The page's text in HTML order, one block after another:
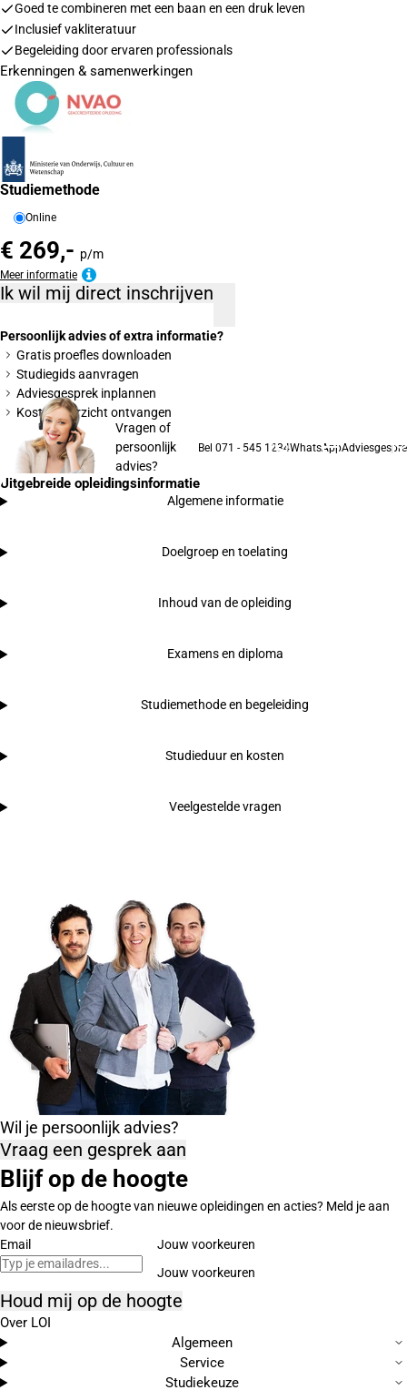
Goed te combineren met een baan en een druk leven
Inclusief vakliteratuur
Begeleiding door ervaren professionals
Erkenningen & samenwerkingen
Studiemethode
Online
€ 269,- p/m
Meer informatie
Ik wil mij direct inschrijven
Persoonlijk advies of extra informatie?
Gratis proefles downloaden
Studiegids aanvragen
Adviesgesprek inplannen
Kostenoverzicht ontvangen
Vragen of
persoonlijk
advies?
Bel 071 - 545 1234WhatsApp
Uitgebreide opleidingsinformatie
Algemene informatie
Doelgroep en toelating
Inhoud van de opleiding
Examens en diploma
Studiemethode en begeleiding
Studieduur en kosten
Veelgestelde vragen
Wil je persoonlijk advies?
Vraag een gesprek aan
Blijf op de hoogte
Als eerste op de hoogte van nieuwe opleidingen en acties? Meld je aan
voor de nieuwsbrief.
Email
Jouw voorkeuren
Houd mij op de hoogte
Over LOI
Algemeen
Service
Studiekeuze